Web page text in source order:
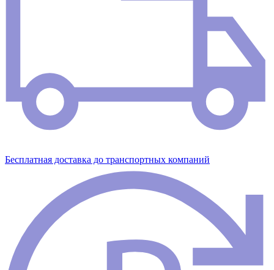
Бесплатная доставка до транспортных компаний